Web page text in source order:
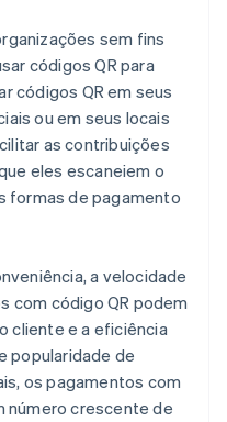
sem fins
códigos QR para
códigos QR em seus
ou em seus locais
as contribuições
eles escaneiem o
formas de pagamento
a velocidade
com código QR podem
cliente e a eficiência
popularidade de
os pagamentos com
número crescente de